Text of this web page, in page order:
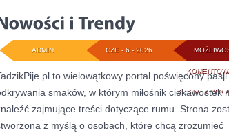
ZOSTAŁA
CZE - 6 - 2026
ADMIN
to wielowątkowy portal poświęcony pasji
smaków, w którym miłośnik ciekawostek
zajmujące treści dotyczące rumu. Strona
z myślą o osobach, które chcą zrozumieć